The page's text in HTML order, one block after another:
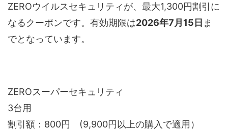
ZEROウイルスセキュリティが、最大1,300円割引に
なるクーポンです。有効期限は2026年7月15日 ま
でとなっています。
ZEROスーパーセキュリティ
3台用
割引額：800円 (9,900円以上の購入で適用）